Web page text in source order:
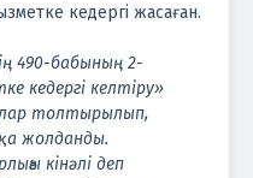
кедергі жасаған.
490-бабының 2-
кедергі келтіру»
толтырылып,
жолданды.
кінәлі деп